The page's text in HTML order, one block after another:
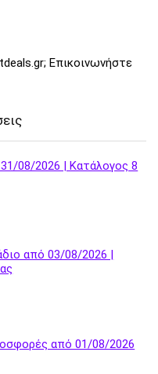
Επικοινωνήστε
08/2026 | Κατάλογος 8
από 03/08/2026 |
από 01/08/2026